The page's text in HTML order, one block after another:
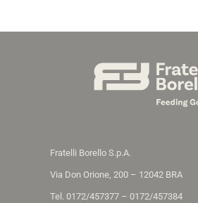
Fratelli Borello S.p.A.
Via Don Orione, 200 – 12042 BRA
Tel. 0172/457377 – 0172/457384